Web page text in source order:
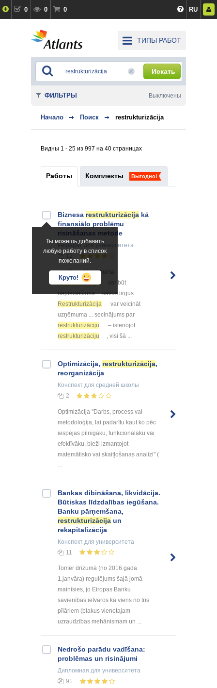
0 0 0 RU
ТИПЫ РАБОТ
Искать
Начало Поиск restrukturizācija
Видны 1 - 25 из 997 на 40 страницах
Работы Комплекты Выгодно!
Ты можешь добавить
любую работу в список
пожеланий.
Круто!
Biznesa restrukturizācija kā
finansiālo problēmu
risināšanas metode
Рефератдля университета
... aktiem. Uzņēmuma
restrukturizācija
var būt
nepieciešama ... savus tirgus.
Restrukturizācija
var veicināt
uzņēmuma ... secinājums par
restrukturizāciju
– īstenojot
restrukturizāciju
, visi šā ...
Optimizācija, restrukturizācija,
reorganizācija
Конспект для средней школы
2
Optimizācija "Darbs, process vai
metodoloģija, lai padarītu kaut ko pēc
iespējas pilnīgāku, funkcionālāku vai
efektīvāku, bieži izmantojot
matemātisko vai skaitļošanas analīzi" (
Bankas dibināšana, likvidācija.
Būtiskas līdzdalības iegūšana.
Banku pārņemšana,
restrukturizācija un
rekapitalizācija
Конспект для университета
11
Tomēr drīzumā (no 2016.gada
1.janvāra) regulējums šajā jomā
mainīsies, jo Eiropas Banku
savienības ietvaros kā viens no trīs
pīlāriem (blakus vienotajam
uzraudzības mehānismam un ...
Nedrošo parādu vadīšana:
problēmas un risinājumi
Дипломная для университета
91
ФИЛЬТРЫ Выключены